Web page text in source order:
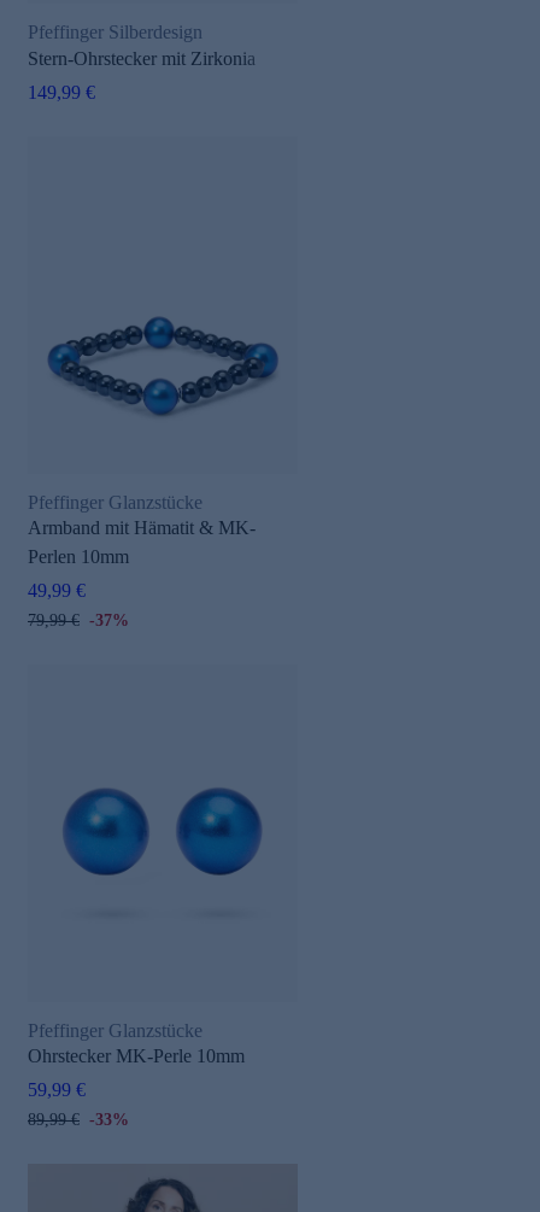
Pfeffinger Silberdesign
Stern-Ohrstecker mit Zirkonia
149,99 €
Pfeffinger Glanzstücke
Armband mit Hämatit & MK-
Perlen 10mm
49,99 €
79,99 € -37%
Pfeffinger Glanzstücke
Ohrstecker MK-Perle 10mm
59,99 €
89,99 € -33%